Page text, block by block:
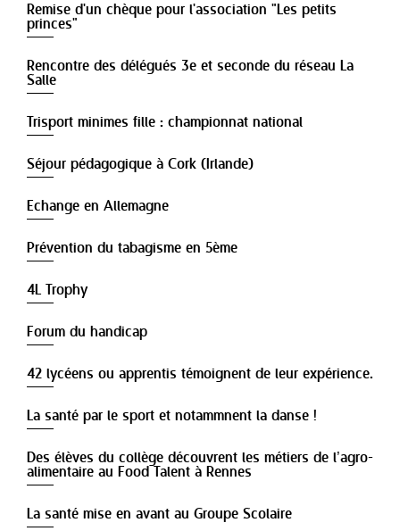
Remise d'un chèque pour l'association "Les petits
princes"
Rencontre des délégués 3e et seconde du réseau La
Salle
Trisport minimes fille : championnat national
Séjour pédagogique à Cork (Irlande)
Echange en Allemagne
Prévention du tabagisme en 5ème
4L Trophy
Forum du handicap
42 lycéens ou apprentis témoignent de leur expérience.
La santé par le sport et notammnent la danse !
Des élèves du collège découvrent les métiers de l’agro-
alimentaire au Food Talent à Rennes
La santé mise en avant au Groupe Scolaire